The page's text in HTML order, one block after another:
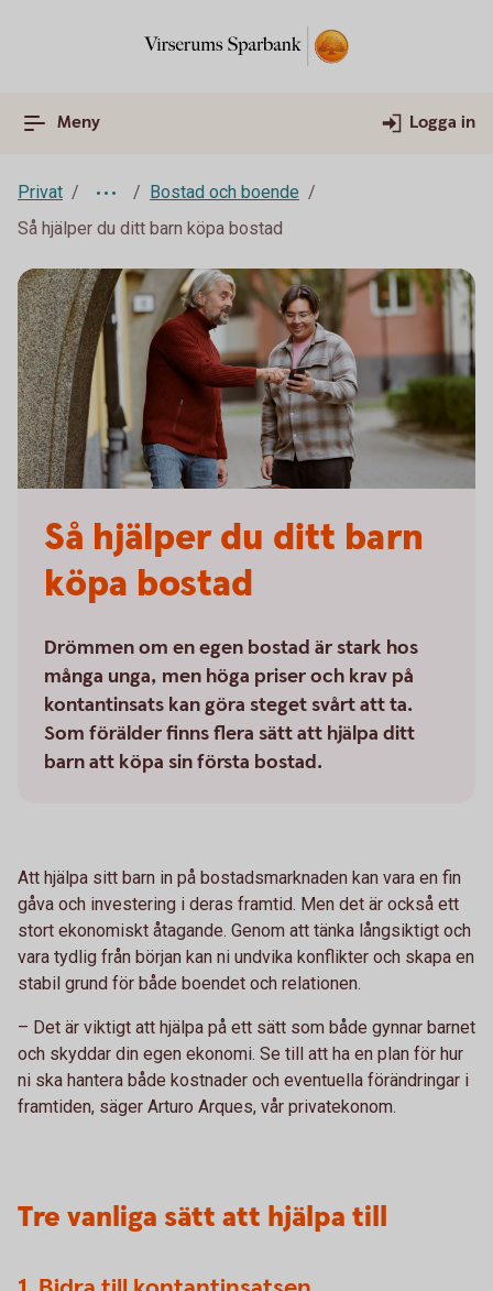
Meny Logga in
Privat
Bostad och boende
Så hjälper du ditt barn köpa bostad
Så hjälper du ditt barn
köpa bostad
Drömmen om en egen bostad är stark hos
många unga, men höga priser och krav på
kontantinsats kan göra steget svårt att ta.
Som förälder finns flera sätt att hjälpa ditt
barn att köpa sin första bostad.
Att hjälpa sitt barn in på bostadsmarknaden kan vara en fin
gåva och investering i deras framtid. Men det är också ett
stort ekonomiskt åtagande. Genom att tänka långsiktigt och
vara tydlig från början kan ni undvika konflikter och skapa en
stabil grund för både boendet och relationen.
– Det är viktigt att hjälpa på ett sätt som både gynnar barnet
och skyddar din egen ekonomi. Se till att ha en plan för hur
ni ska hantera både kostnader och eventuella förändringar i
framtiden, säger Arturo Arques, vår privatekonom.
Tre vanliga sätt att hjälpa till